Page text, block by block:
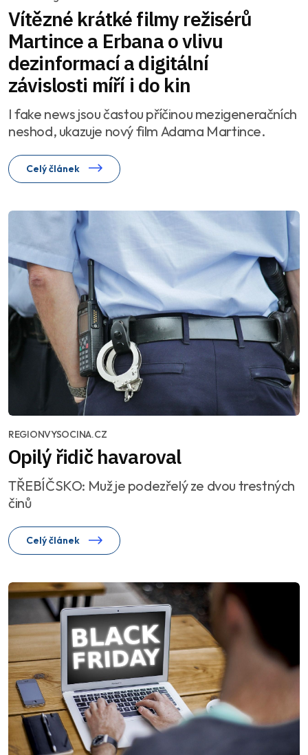
Vítězné krátké filmy režisérů
Martince a Erbana o vlivu
dezinformací a digitální
závislosti míří i do kin
I fake news jsou častou příčinou mezigeneračních
neshod, ukazuje nový film Adama Martince.
Celý článek
REGIONVYSOCINA.CZ
Opilý řidič havaroval
TŘEBÍČSKO: Muž je podezřelý ze dvou trestných
činů
Celý článek